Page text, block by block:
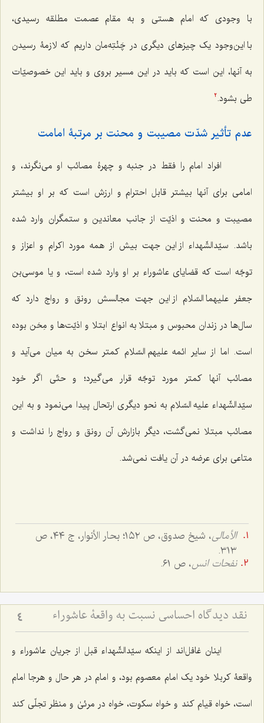
با وجودی که امام هستی و به مقام عصمت مطلقه رسیدی،
با این‌وجود یک چیزهای دیگری در چَنْتِه‌مان داریم که لازمۀ رسیدن
به آنها، این است که باید در این مسیر بروی و باید این خصوصیّات
طی بشود.2
عدم تأثیر شدّت مصیبت و محنت بر مرتبۀ امامت‌
افراد امام را فقط در جنبه و چهرۀ مصائب او می‌نگرند، و
امامی برای آنها بیشتر قابل احترام و ارزش است که بر او بیشتر
مصیبت و محنت و اذیّت از جانب معاندین و ستمگران وارد شده
باشد. سیّدالشّهداء از این جهت بیش از همه مورد اکرام و اعزاز و
توجّه است که قضایای عاشوراء بر او وارد شده است، و یا موسی‌بن
جعفر علیهما السّلام از این جهت مجالسش رونق و رواج دارد که
سال‌ها در زندان محبوس و مبتلا به انواع ابتلا و اذیّت‌ها و مِحَن بوده
است. اما از سایر ائمه علیهم السّلام کمتر سخن به میان می‌آید و
مصائب آنها کمتر مورد توجّه قرار می‌گیرد؛ و حتّی اگر خود
سیّدالشّهداء علیه السّلام به نحو دیگری ارتحال پیدا می‌نمود و به این
مصائب مبتلا نمی‌گشت، دیگر بازارش آن رونق و رواج را نداشت و
متاعی برای عرضه در آن یافت نمی‌شد.
الأمالی
، شیخ صدوق، ص ١٥٢؛ بحار الأنوار، ج ٤٤، ص
٣١٣.
نفحات انس، ص ٦١.
نقد دیدگاه احساسی نسبت به واقعۀ عاشوراء 4
اینان غافل‌اند از اینکه سیّدالشّهداء قبل از جریان عاشوراء و
واقعۀ کربلا خود یک امام معصوم بود، و امام در هر حال و هرجا امام
است، خواه قیام کند و خواه سکوت، خواه در مرئیٰ و منظر تجلّی کند